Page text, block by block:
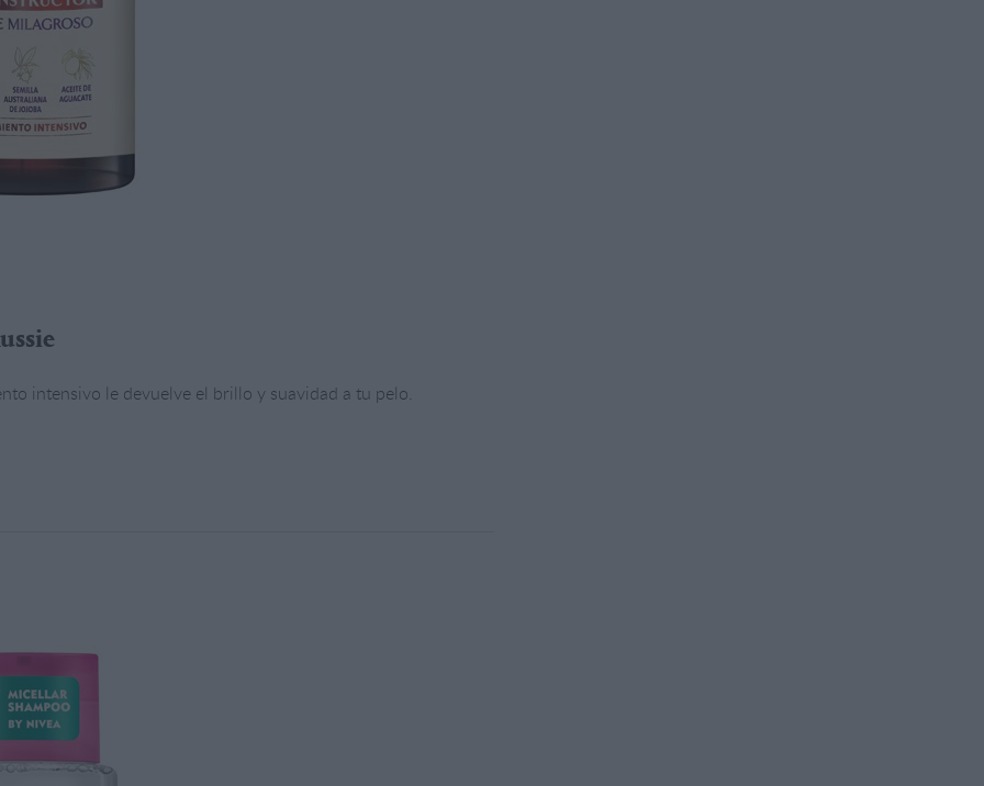
intensivo le devuelve el brillo y suavidad a tu pelo.